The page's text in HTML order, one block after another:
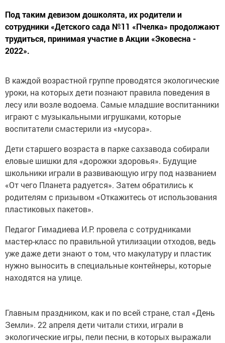
Под таким девизом дошколята, их родители и
сотрудники «Детского сада №11 «Пчелка» продолжают
трудиться, принимая участие в Акции «Эковесна -
2022».
В каждой возрастной группе проводятся экологические
уроки, на которых дети познают правила поведения в
лесу или возле водоема. Самые младшие воспитанники
играют с музыкальными игрушками, которые
воспитатели смастерили из «мусора».
Дети старшего возраста в парке сахзавода собирали
еловые шишки для «дорожки здоровья». Будущие
школьники играли в развивающую игру под названием
«От чего Планета радуется». Затем обратились к
родителям с призывом «Откажитесь от использования
пластиковых пакетов».
Педагог Гимадиева И.Р. провела с сотрудниками
мастер-класс по правильной утилизации отходов, ведь
уже даже дети знают о том, что макулатуру и пластик
нужно выносить в специальные контейнеры, которые
находятся на улице.
Главным праздником, как и по всей стране, стал «День
Земли». 22 апреля дети читали стихи, играли в
экологические игры, пели песни, в которых выражали